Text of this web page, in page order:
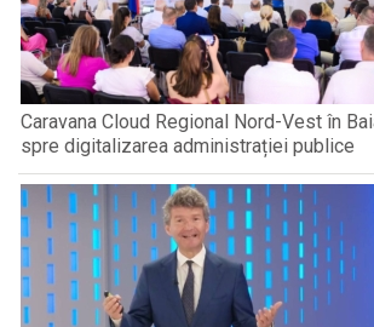
Caravana Cloud Regional Nord-Vest în
spre digitalizarea administrației publice